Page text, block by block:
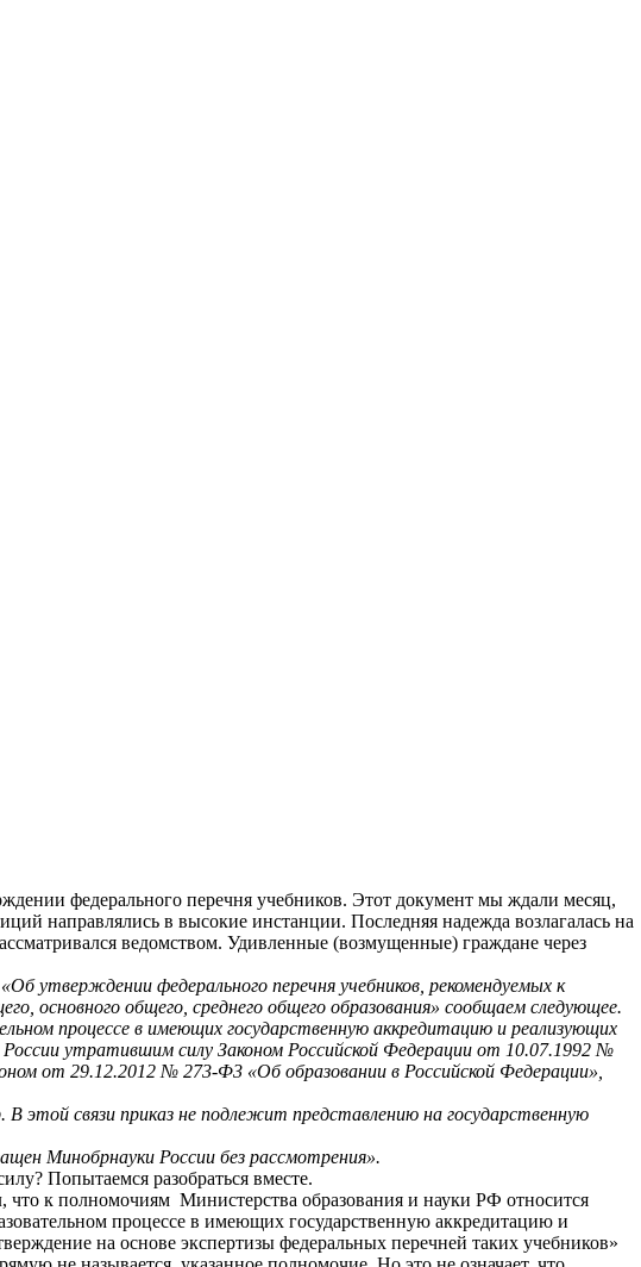
федерального перечня учебников. Этот документ мы ждали месяц,
направлялись в высокие инстанции. Последняя надежда возлагалась на
ведомством. Удивленные (возмущенные) граждане через
утверждении федерального перечня учебников, рекомендуемых к
основного общего, среднего общего образования» сообщаем следующее.
процессе в имеющих государственную аккредитацию и реализующих
утратившим силу Законом Российской Федерации от 10.07.1992 №
от 29.12.2012 № 273-Ф3 «Об образовании в Российской Федерации»,
этой связи приказ не подлежит представлению на государственную
Минобрнауки России без рассмотрения».
Попытаемся разобраться вместе.
что к полномочиям Министерства образования и науки РФ относится
процессе в имеющих государственную аккредитацию и
на основе экспертизы федеральных перечней таких учебников»